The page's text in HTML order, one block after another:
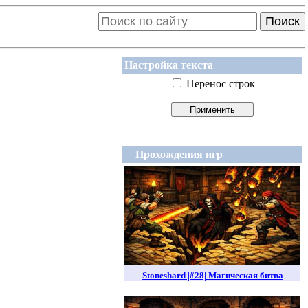
Поиск
Настройка текста
Перенос строк
Прохождения игр
Stoneshard |#28| Магическая битва